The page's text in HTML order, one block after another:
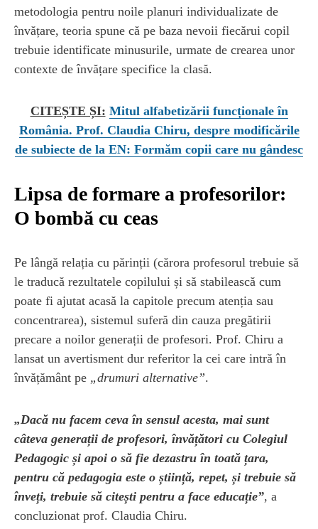
metodologia pentru noile planuri individualizate de
învățare, teoria spune că pe baza nevoii fiecărui copil
trebuie identificate minusurile, urmate de crearea unor
contexte de învățare specifice la clasă.
CITEȘTE ȘI: Mitul alfabetizării funcționale în
România. Prof. Claudia Chiru, despre modificările
de subiecte de la EN: Formăm copii care nu gândesc
Lipsa de formare a profesorilor:
O bombă cu ceas
Pe lângă relația cu părinții (cărora profesorul trebuie să
le traducă rezultatele copilului și să stabilească cum
poate fi ajutat acasă la capitole precum atenția sau
concentrarea), sistemul suferă din cauza pregătirii
precare a noilor generații de profesori. Prof. Chiru a
lansat un avertisment dur referitor la cei care intră în
învățământ pe „drumuri alternative”.
„Dacă nu facem ceva în sensul acesta, mai sunt
câteva generații de profesori, învățători cu Colegiul
Pedagogic și apoi o să fie dezastru în toată țara,
pentru că pedagogia este o știință, repet, și trebuie să
înveți, trebuie să citești pentru a face educație”, a
concluzionat prof. Claudia Chiru.